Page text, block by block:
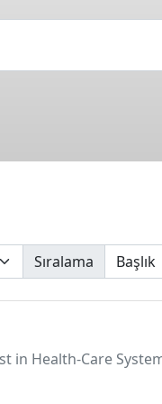
Sıralama
in Health-Care